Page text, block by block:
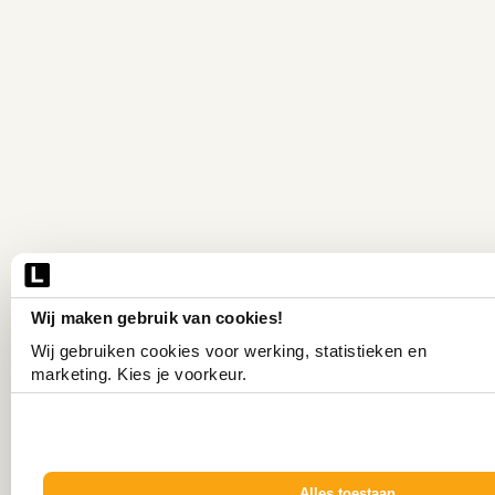
Wij maken gebruik van cookies!
Wij gebruiken cookies voor werking, statistieken en
marketing. Kies je voorkeur.